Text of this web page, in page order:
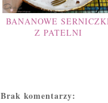
BANANOWE
Z PATELNI
Brak komentarzy: